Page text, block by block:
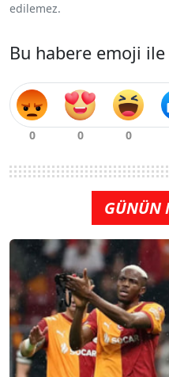
edilemez.
Bu habere emoji
GÜNÜN